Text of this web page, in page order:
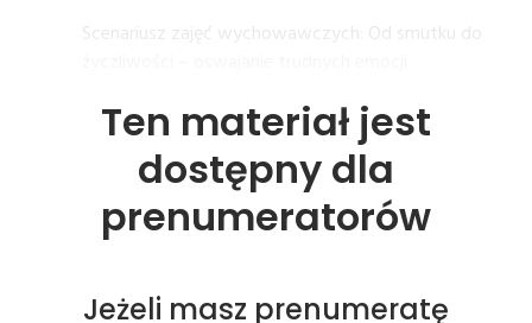
Scenariusz zajęć wychowawczych: Od smutku do
Ten materiał jest
dostępny dla
prenumeratorów
Jeżeli masz prenumeratę